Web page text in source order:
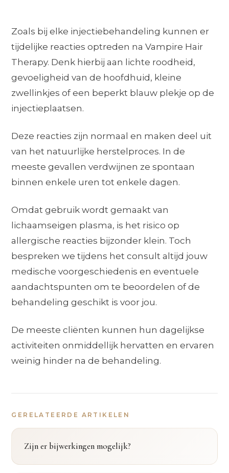
Zoals bij elke injectiebehandeling kunnen er
tijdelijke reacties optreden na Vampire Hair
Therapy. Denk hierbij aan lichte roodheid,
gevoeligheid van de hoofdhuid, kleine
zwellinkjes of een beperkt blauw plekje op de
injectieplaatsen.
Deze reacties zijn normaal en maken deel uit
van het natuurlijke herstelproces. In de
meeste gevallen verdwijnen ze spontaan
binnen enkele uren tot enkele dagen.
Omdat gebruik wordt gemaakt van
lichaamseigen plasma, is het risico op
allergische reacties bijzonder klein. Toch
bespreken we tijdens het consult altijd jouw
medische voorgeschiedenis en eventuele
aandachtspunten om te beoordelen of de
behandeling geschikt is voor jou.
De meeste cliënten kunnen hun dagelijkse
activiteiten onmiddellijk hervatten en ervaren
weinig hinder na de behandeling.
GERELATEERDE ARTIKELEN
Zijn er bijwerkingen mogelijk?